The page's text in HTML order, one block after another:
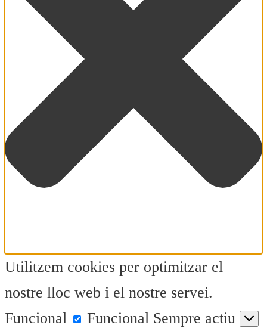
Utilitzem cookies per optimitzar el
nostre lloc web i el nostre servei.
Funcional
Funcional Sempre actiu